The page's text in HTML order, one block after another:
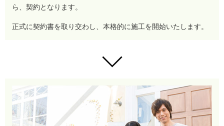
ら、契約となります。
正式に契約書を取り交わし、本格的に施工を開始いたします。